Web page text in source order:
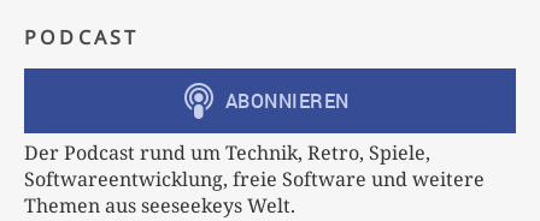
PODCAST
Der Podcast rund um Technik, Retro, Spiele,
Softwareentwicklung, freie Software und weitere
Themen aus seeseekeys Welt.